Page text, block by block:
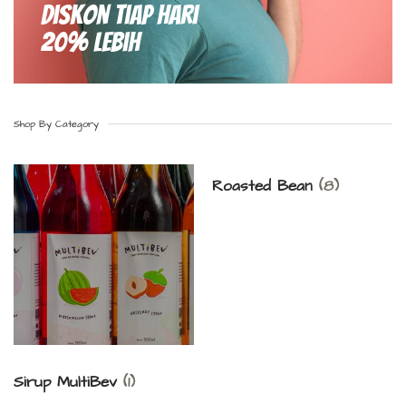
Diskon Tiap hari
20% Lebih
Shop By Category
Sirup MultiBev (1)
Roasted Bean (8)